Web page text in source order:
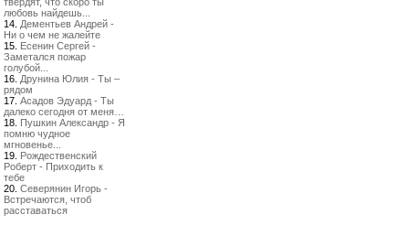
любовь найдешь...
14. Дементьев Андрей -
Ни о чем не жалейте
15. Есенин Сергей -
Заметался пожар
голубой...
16. Друнина Юлия - Ты –
рядом
17. Асадов Эдуард - Ты
далеко сегодня от меня…
18. Пушкин Александр - Я
помню чудное
мгновенье...
19. Рождественский
Роберт - Приходить к
тебе
20. Северянин Игорь -
Встречаются, чтоб
расставаться